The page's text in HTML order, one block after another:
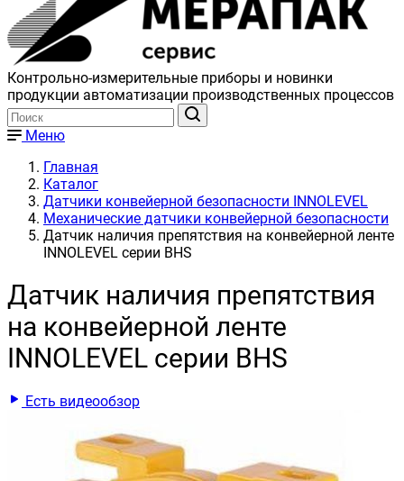
Контрольно-измерительные приборы и новинки
продукции автоматизации производственных процессов
Меню
Главная
Каталог
Датчики конвейерной безопасности INNOLEVEL
Механические датчики конвейерной безопасности
Датчик наличия препятствия на конвейерной ленте
INNOLEVEL серии BHS
Датчик наличия препятствия
на конвейерной ленте
INNOLEVEL серии BHS
Есть видеообзор